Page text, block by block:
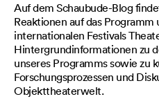
Auf dem Schaubude-Blog
Reaktionen auf das Programm
internationalen Festivals
Hintergrundinformationen zu
unseres Programms sowie zu
Forschungsprozessen und
Objekttheaterwelt.